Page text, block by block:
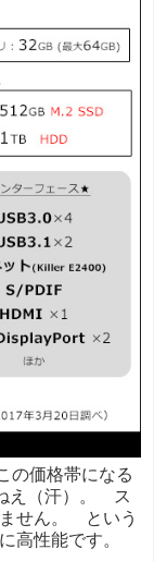
の価格帯になる
え（汗）。 ス
せん。 という
高性能です。